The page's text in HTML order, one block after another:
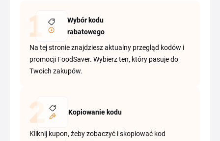
Wybór kodu
rabatowego
Na tej stronie znajdziesz aktualny przegląd kodów i
promocji FoodSaver. Wybierz ten, który pasuje do
Twoich zakupów.
Kopiowanie kodu
Kliknij kupon, żeby zobaczyć i skopiować kod